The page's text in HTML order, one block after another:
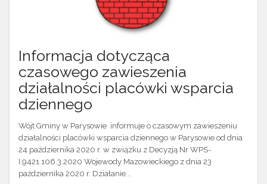
Informacja dotycząca
czasowego zawieszenia
działalności placówki wsparcia
dziennego
Wójt Gminy w Parysowie informuje o czasowym zawieszeniu
działalności placówki wsparcia dziennego w Parysowie od dnia
24 października 2020 r. w związku z Decyzją Nr WPS-
I.9421.106.3.2020 Wojewody Mazowieckiego z dnia 23
października 2020 r. Działanie...